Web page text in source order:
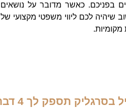
בפניכם. כאשר מדובר על נושאים
שיהיה לכם ליווי משפטי מקצועי של
תספק לך 4 דברים: